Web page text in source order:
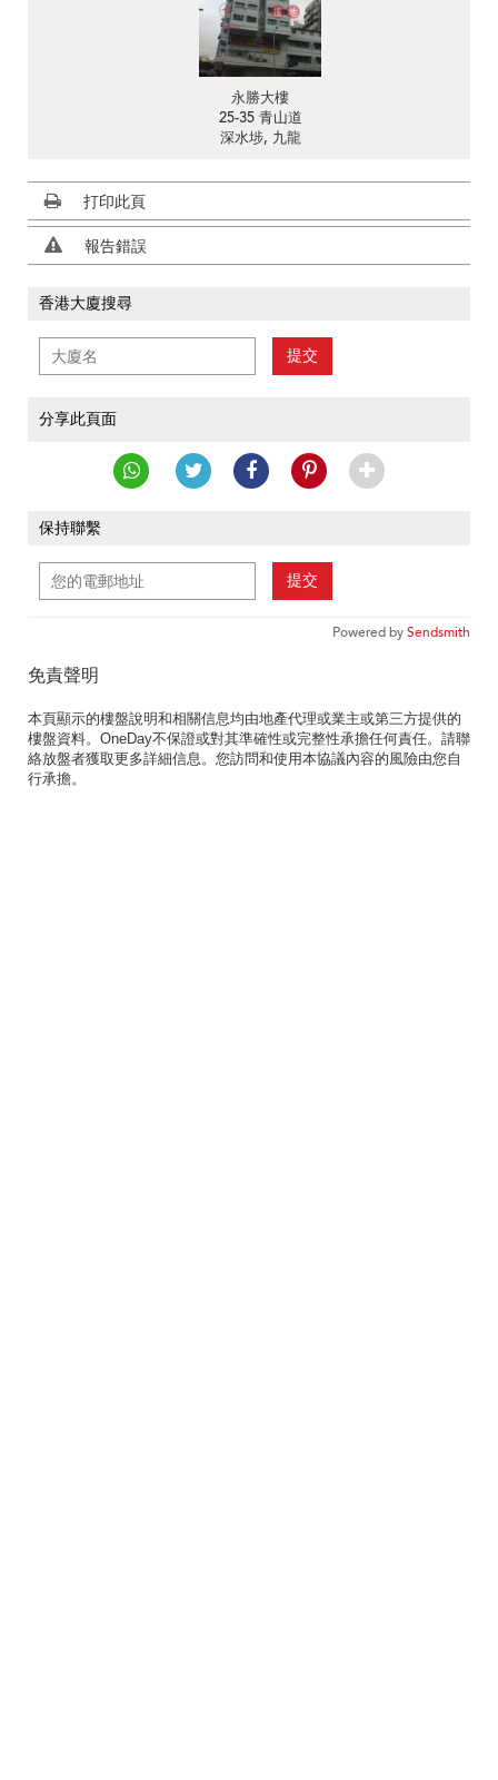
永勝大樓
25-35 青山道
深水埗, 九龍
打印此頁
報告錯誤
香港大廈搜尋
提交
分享此頁面
保持聯繫
提交
Powered bySendsmith
免責聲明
本頁顯示的樓盤說明和相關信息均由地產代理或業主或第三方提供的
樓盤資料。OneDay不保證或對其準確性或完整性承擔任何責任。請聯
絡放盤者獲取更多詳細信息。您訪問和使用本協議內容的風險由您自
行承擔。